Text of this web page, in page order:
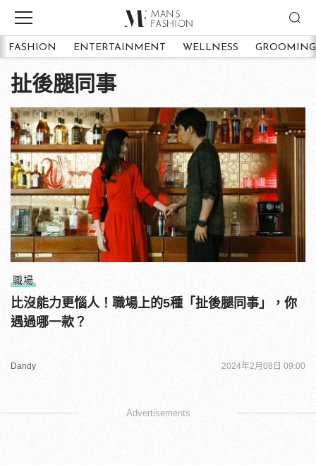
FASHION ENTERTAINMENT WELLNESS GROOMING
扯後腿同事
職場
比沒能力更惱人！職場上的5種「扯後腿同事」，你
遇過哪一款？
Dandy 2024年2月08日 09:00
Advertisements